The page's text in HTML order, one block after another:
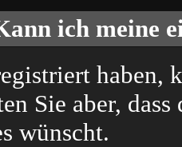
ich meine
haben,
Sie aber,
wünscht.